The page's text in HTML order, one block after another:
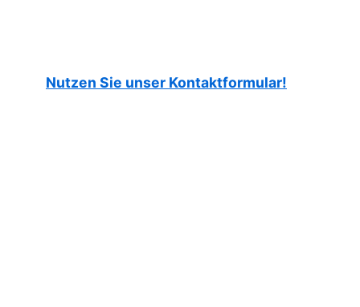
Nutzen Sie unser Kontaktformular!